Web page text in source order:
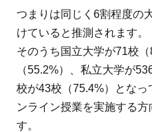
る
オ
ン
ラ
イ
ン
つまりは同じく6割程度の
けていると推測されます。
そのうち国立大学が71校
（55.2%）、私立大学が
校が43校（75.4%）とな
ンライン授業を実施する
す。